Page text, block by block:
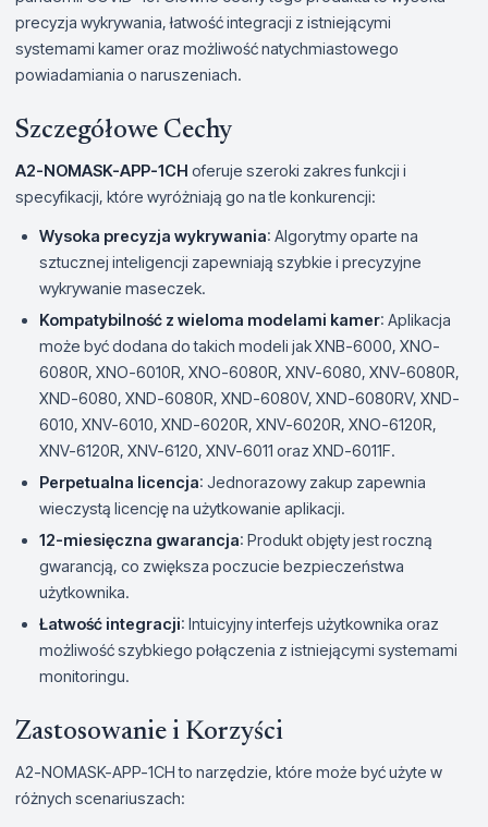
precyzja wykrywania, łatwość integracji z istniejącymi
systemami kamer oraz możliwość natychmiastowego
powiadamiania o naruszeniach.
Szczegółowe Cechy
A2-NOMASK-APP-1CH oferuje szeroki zakres funkcji i
specyfikacji, które wyróżniają go na tle konkurencji:
Wysoka precyzja wykrywania: Algorytmy oparte na
sztucznej inteligencji zapewniają szybkie i precyzyjne
wykrywanie maseczek.
Kompatybilność z wieloma modelami kamer: Aplikacja
może być dodana do takich modeli jak XNB-6000, XNO-
6080R, XNO-6010R, XNO-6080R, XNV-6080, XNV-6080R,
XND-6080, XND-6080R, XND-6080V, XND-6080RV, XND-
6010, XNV-6010, XND-6020R, XNV-6020R, XNO-6120R,
XNV-6120R, XNV-6120, XNV-6011 oraz XND-6011F.
Perpetualna licencja: Jednorazowy zakup zapewnia
wieczystą licencję na użytkowanie aplikacji.
12-miesięczna gwarancja: Produkt objęty jest roczną
gwarancją, co zwiększa poczucie bezpieczeństwa
użytkownika.
Łatwość integracji: Intuicyjny interfejs użytkownika oraz
możliwość szybkiego połączenia z istniejącymi systemami
monitoringu.
Zastosowanie i Korzyści
A2-NOMASK-APP-1CH to narzędzie, które może być użyte w
różnych scenariuszach: